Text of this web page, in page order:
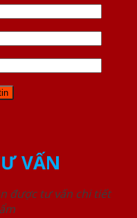
VẤN
được tư vấn chi tiết